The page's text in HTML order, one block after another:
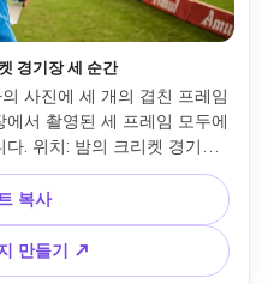
경기장 세 순간
사진에 세 개의 겹친 프레임
서 촬영된 세 프레임 모두에
. 위치: 밤의 크리켓 경기장,
흐릿한 군중, 녹색 경기장을
파란색 크리켓 유니폼, 운동
질감. 상단 프레임-걷기 촬
기 또는 가벼운 조깅, 머리가
약간 모션 흐림, 얼굴이 맑고
복사
만들기 ↗